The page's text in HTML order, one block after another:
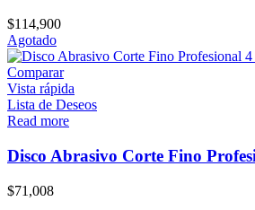
$114,900
Agotado
Comparar
Vista rápida
Lista de Deseos
Read more
Disco Abrasivo Corte Fino
$71,008